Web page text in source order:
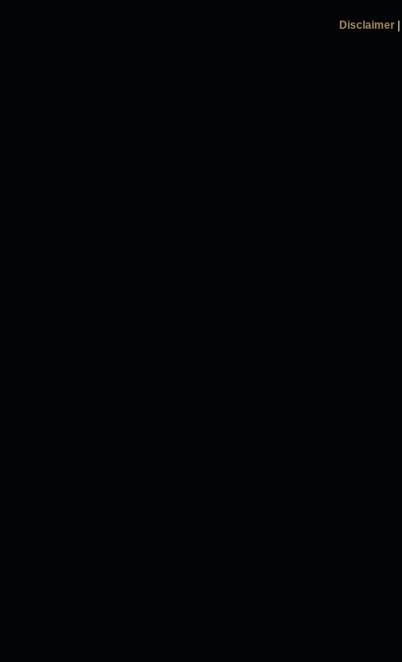
Disclaimer|